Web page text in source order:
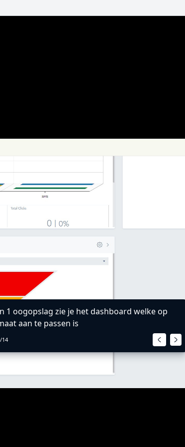
1 oogopslag zie je het dashboard welke op
aan te passen is
/14